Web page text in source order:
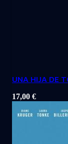
UNA HIJA DE
17,00 €